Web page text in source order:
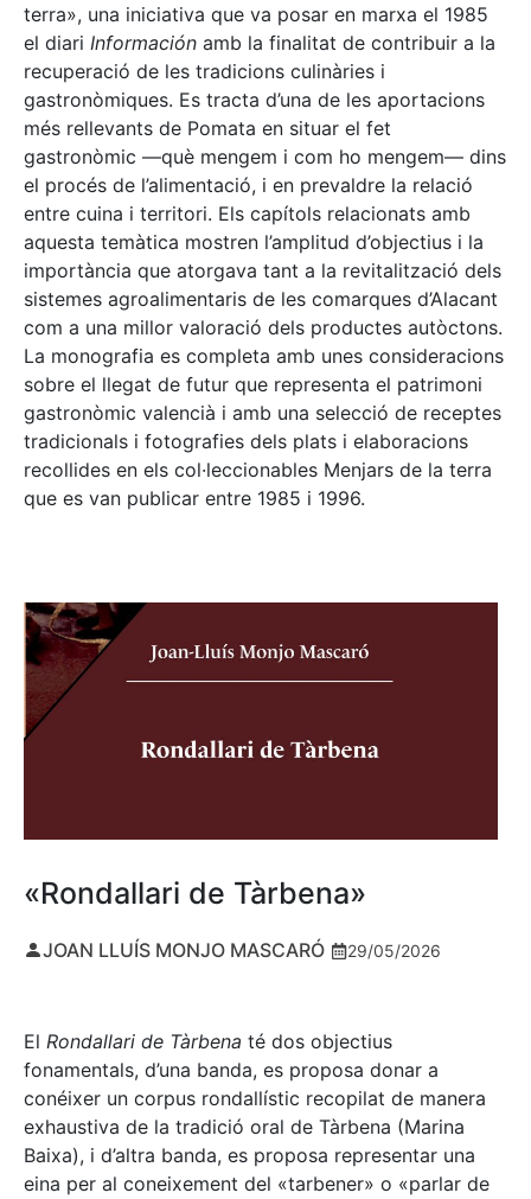
terra», una iniciativa que va posar en marxa el 1985
el diari Información amb la finalitat de contribuir a la
recuperació de les tradicions culinàries i
gastronòmiques. Es tracta d’una de les aportacions
més rellevants de Pomata en situar el fet
gastronòmic —què mengem i com ho mengem— dins
el procés de l’alimentació, i en prevaldre la relació
entre cuina i territori. Els capítols relacionats amb
aquesta temàtica mostren l’amplitud d’objectius i la
importància que atorgava tant a la revitalització dels
sistemes agroalimentaris de les comarques d’Alacant
com a una millor valoració dels productes autòctons.
La monografia es completa amb unes consideracions
sobre el llegat de futur que representa el patrimoni
gastronòmic valencià i amb una selecció de receptes
tradicionals i fotografies dels plats i elaboracions
recollides en els col·leccionables Menjars de la terra
que es van publicar entre 1985 i 1996.
«Rondallari de Tàrbena»
JOAN LLUÍS MONJO MASCARÓ 29/05/2026
El Rondallari de Tàrbena té dos objectius
fonamentals, d’una banda, es proposa donar a
conéixer un corpus rondallístic recopilat de manera
exhaustiva de la tradició oral de Tàrbena (Marina
Baixa), i d’altra banda, es proposa representar una
eina per al coneixement del «tarbener» o «parlar de